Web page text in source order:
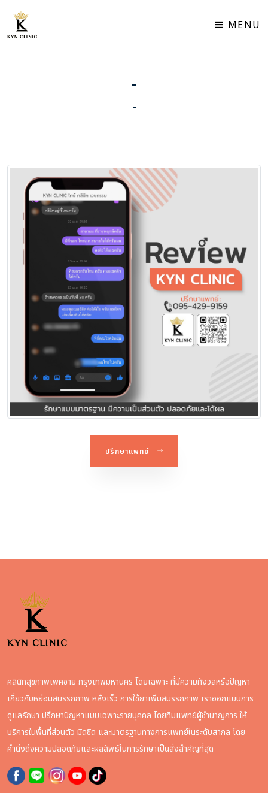
TH | EN
MENU
-
-
ปรึกษาแพทย์
คลินิกสุขภาพเพศชาย กรุงเทพมหานคร โดยเฉพาะ ที่มีความกังวลหรือปัญหา
เกี่ยวกับหย่อนสมรรถภาพ หลั่งเร็ว การใช้ยาเพิ่มสมรรถภาพ เราออกแบบการ
ดูแลรักษา ปรึกษาปัญหาแบบเฉพาะรายบุคคล โดยทีมแพทย์ผู้ชำนาญการ ให้
บริการในพื้นที่ส่วนตัว มิดชิด และมาตรฐานทางการแพทย์ในระดับสากล โดย
คำนึงถึงความปลอดภัยและผลลัพธ์ในการรักษาเป็นสิ่งสำคัญที่สุด